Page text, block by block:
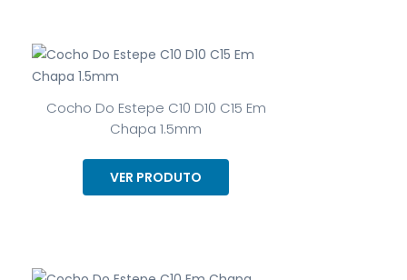
Cocho Do Estepe C10 D10 C15 Em
Chapa 1.5mm
VER PRODUTO